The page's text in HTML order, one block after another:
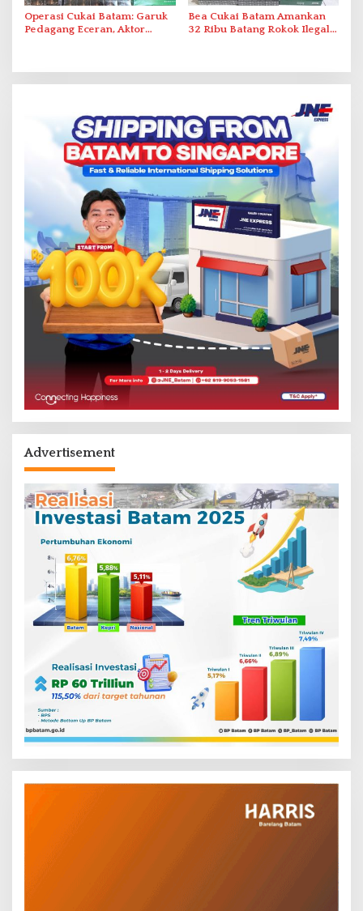
Operasi Cukai Batam: Garuk
Pedagang Eceran, Aktor
Bea Cukai Batam Amankan
32 Ribu Batang Rokok Ilegal
Advertisement